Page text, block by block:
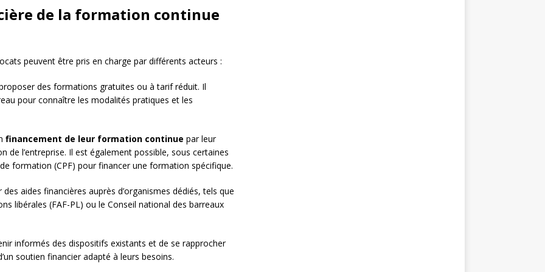
de la formation continue
peuvent être pris en charge par différents acteurs :
des formations gratuites ou à tarif réduit. Il
pour connaître les modalités pratiques et les
financement de leur formation continue par leur
de l’entreprise. Il est également possible, sous certaines
formation (CPF) pour financer une formation spécifique.
aides financières auprès d’organismes dédiés, tels que
libérales (FAF-PL) ou le Conseil national des barreaux
informés des dispositifs existants et de se rapprocher
soutien financier adapté à leurs besoins.